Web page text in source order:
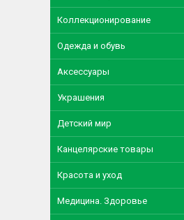
Коллекционирование
Одежда и обувь
Аксессуары
Украшения
Детский мир
Канцелярские товары
Красота и уход
Медицина. Здоровье